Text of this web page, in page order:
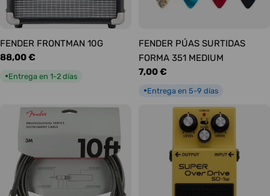
FENDER FRONTMAN 10G
Precio
88,00 €
●Entrega en 1-2 días
FENDER PÚAS SURTIDAS
FORMA 351 MEDIUM
Precio
7,00 €
●Entrega en 5-9 días